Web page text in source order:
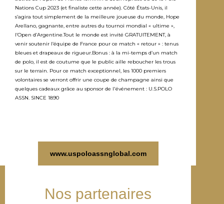
Nations Cup 2023 (et finaliste cette année). Côté États-Unis, il
s’agira tout simplement de la meilleure joueuse du monde, Hope
Arellano, gagnante, entre autres du tournoi mondial « ultime »,
l’Open d’Argentine.Tout le monde est invité GRATUITEMENT, à
venir soutenir l’équipe de France pour ce match « retour » : tenus
bleues et drapeaux de rigueur.Bonus : à la mi-temps d’un match
de polo, il est de coutume que le public aille reboucher les trous
sur le terrain. Pour ce match exceptionnel, les 1000 premiers
volontaires se verront offrir une coupe de champagne ainsi que
quelques cadeaux grâce au sponsor de l'événement : U.S.POLO
ASSN. SINCE 1890
www.uspoloassnglobal.com
Nos partenaires